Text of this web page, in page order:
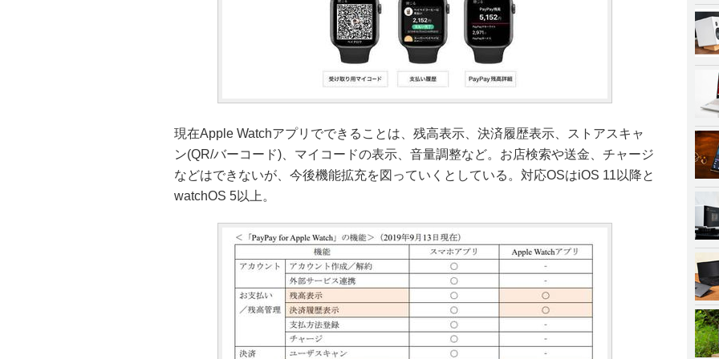
現在Apple Watchアプリでできることは、残高表示、決済履歴表示、ストアスキャ
ン(QR/バーコード)、マイコードの表示、音量調整など。お店検索や送金、チャージ
などはできないが、今後機能拡充を図っていくとしている。対応OSはiOS 11以降と
watchOS 5以上。